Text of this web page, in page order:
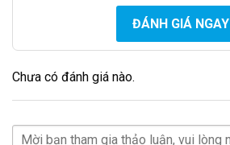
ĐÁNH GIÁ NGAY
Chưa có đánh giá nào.